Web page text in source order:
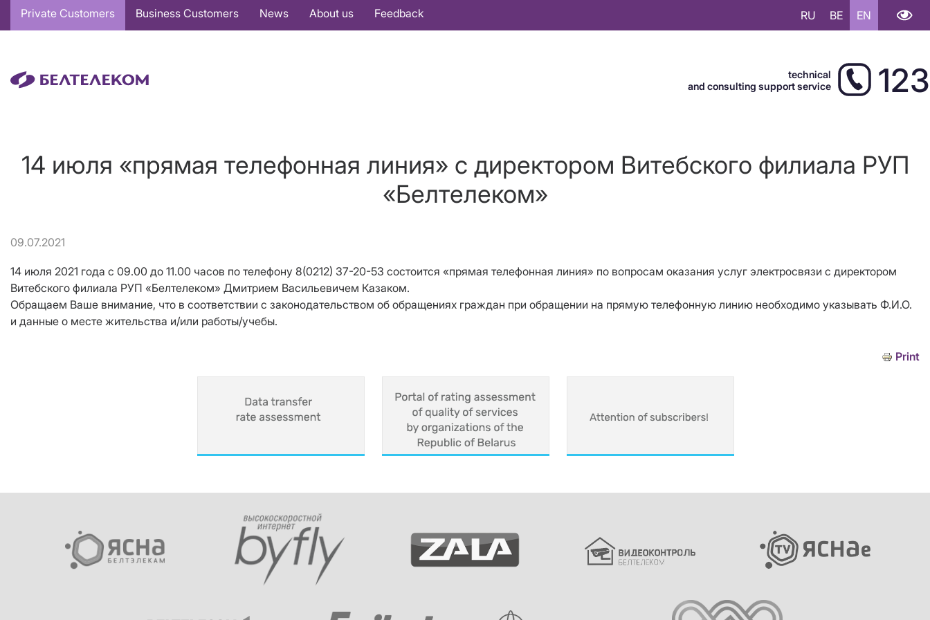
Основная
навигация
Private Customers Business Customers News About us Feedback RU BE EN
technical
and consulting support service
123
14 июля «прямая телефонная линия» с директором Витебского филиала РУП
«Белтелеком»
09.07.2021
14 июля 2021 года c 09.00 до 11.00 часов по телефону 8(0212) 37-20-53 состоится «прямая телефонная линия» по вопросам оказания услуг электросвязи с директором
Витебского филиала РУП «Белтелеком» Дмитрием Васильевичем Казаком.
Обращаем Ваше внимание, что в соответствии с законодательством об обращениях граждан при обращении на прямую телефонную линию необходимо указывать Ф.И.О.
и данные о месте жительства и/или работы/учебы.
Print